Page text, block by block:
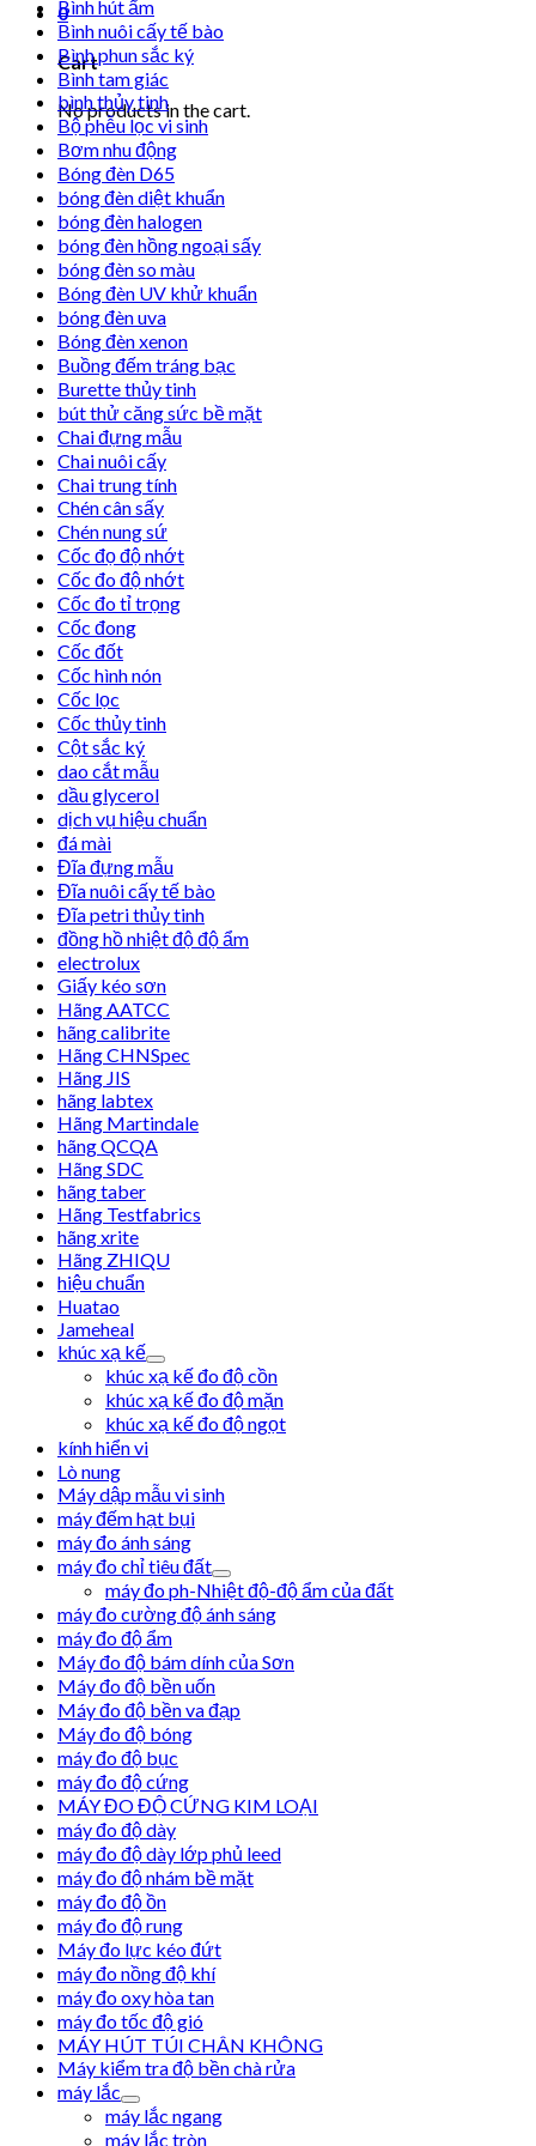
0
Cart
No products in the cart.
Bình hút ẩm
Bình nuôi cấy tế bào
Bình phun sắc ký
Bình tam giác
bình thủy tinh
Bộ phễu lọc vi sinh
Bơm nhu động
Bóng đèn D65
bóng đèn diệt khuẩn
bóng đèn halogen
bóng đèn hồng ngoại sấy
bóng đèn so màu
Bóng đèn UV khử khuẩn
bóng đèn uva
Bóng đèn xenon
Buồng đếm tráng bạc
Burette thủy tinh
bút thử căng sức bề mặt
Chai đựng mẫu
Chai nuôi cấy
Chai trung tính
Chén cân sấy
Chén nung sứ
Cốc đọ độ nhớt
Cốc đo độ nhớt
Cốc đo tỉ trọng
Cốc đong
Cốc đốt
Cốc hình nón
Cốc lọc
Cốc thủy tinh
Cột sắc ký
dao cắt mẫu
dầu glycerol
dịch vụ hiệu chuẩn
đá mài
Đĩa đựng mẫu
Đĩa nuôi cấy tế bào
Đĩa petri thủy tinh
đồng hồ nhiệt độ độ ẩm
electrolux
Giấy kéo sơn
Hãng AATCC
hãng calibrite
Hãng CHNSpec
Hãng JIS
hãng labtex
Hãng Martindale
hãng QCQA
Hãng SDC
hãng taber
Hãng Testfabrics
hãng xrite
Hãng ZHIQU
hiệu chuẩn
Huatao
Jameheal
khúc xạ kế
khúc xạ kế đo độ cồn
khúc xạ kế đo độ mặn
khúc xạ kế đo độ ngọt
kính hiển vi
Lò nung
Máy dập mẫu vi sinh
máy đếm hạt bụi
máy đo ánh sáng
máy đo chỉ tiêu đất
máy đo ph-Nhiệt độ-độ ẩm của đất
máy đo cường độ ánh sáng
máy đo độ ẩm
Máy đo độ bám dính của Sơn
Máy đo độ bền uốn
Máy đo độ bền va đạp
Máy đo độ bóng
máy đo độ bục
máy đo độ cứng
MÁY ĐO ĐỘ CỨNG KIM LOẠI
máy đo độ dày
máy đo độ dày lớp phủ leed
máy đo độ nhám bề mặt
máy đo độ ồn
máy đo độ rung
Máy đo lực kéo đứt
máy đo nồng độ khí
máy đo oxy hòa tan
máy đo tốc độ gió
MÁY HÚT TÚI CHÂN KHÔNG
Máy kiểm tra độ bền chà rửa
máy lắc
máy lắc ngang
máy lắc tròn